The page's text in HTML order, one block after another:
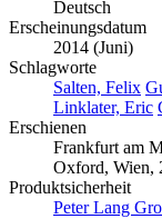
Deutsch
Erscheinungsdatum
2014 (Juni)
Schlagworte
Salten, Felix
Linklater, Eric
Erschienen
Frankfurt am
Oxford, Wien,
Produktsicherheit
Peter Lang